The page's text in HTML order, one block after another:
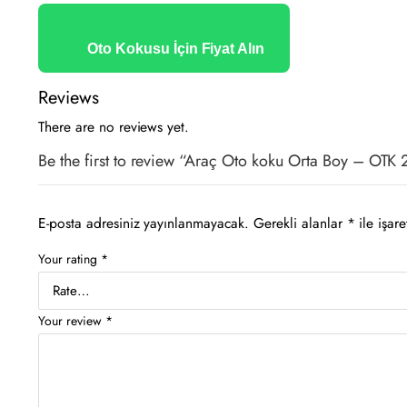
Oto Kokusu İçin Fiyat Alın
Reviews
There are no reviews yet.
Be the first to review “Araç Oto koku Orta Boy – OTK
E-posta adresiniz yayınlanmayacak. Gerekli alanlar * ile
Your rating *
Your review *